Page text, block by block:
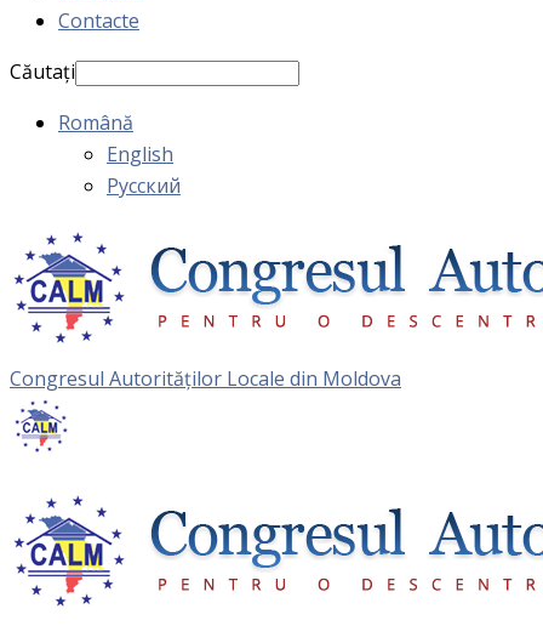
Contacte
Căutați
Română
English
Русский
Congresul Autorităţilor Locale din Moldova